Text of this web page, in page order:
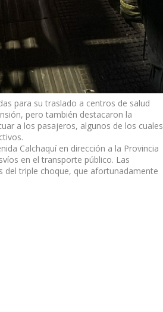
para su traslado a centros de salud
pero también destacaron la
a los pasajeros, algunos de los cuales
Calchaquí en dirección a la Provincia
en el transporte público. Las
del triple choque, que afortunadamente